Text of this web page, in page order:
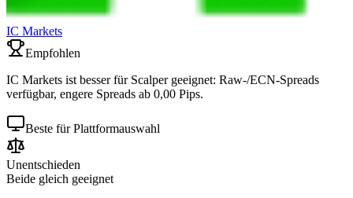
IC Markets
Empfohlen
IC Markets ist besser für Scalper geeignet: Raw-/ECN-Spreads
verfügbar, engere Spreads ab 0,00 Pips.
Beste für Plattformauswahl
Unentschieden
Beide gleich geeignet